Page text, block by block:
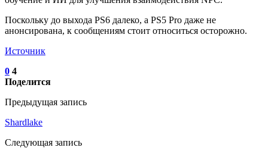
Поскольку до выхода PS6 далеко, а PS5 Pro даже не
анонсирована, к сообщениям стоит относиться осторожно.
Источник
0 4
Поделится
Предыдущая запись
Shardlake
Следующая запись